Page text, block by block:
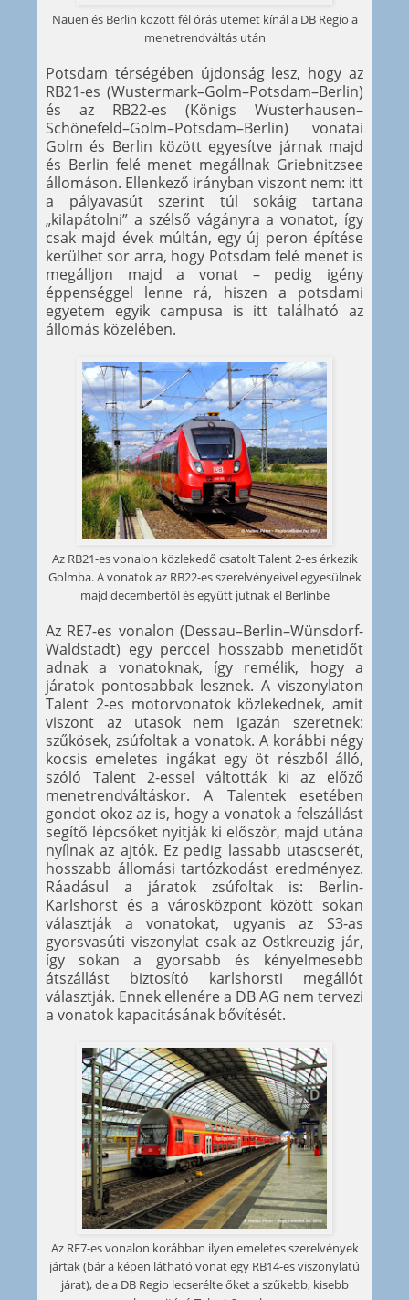
Nauen és Berlin között fél órás ütemet kínál a DB Regio a
menetrendváltás után
Potsdam térségében újdonság lesz, hogy az
RB21-es (Wustermark–Golm–Potsdam–Berlin)
és az RB22-es (Königs Wusterhausen–
Schönefeld–Golm–Potsdam–Berlin) vonatai
Golm és Berlin között egyesítve járnak majd
és Berlin felé menet megállnak Griebnitzsee
állomáson. Ellenkező irányban viszont nem: itt
a pályavasút szerint túl sokáig tartana
„kilapátolni” a szélső vágányra a vonatot, így
csak majd évek múltán, egy új peron építése
kerülhet sor arra, hogy Potsdam felé menet is
megálljon majd a vonat – pedig igény
éppenséggel lenne rá, hiszen a potsdami
egyetem egyik campusa is itt található az
állomás közelében.
Az RB21-es vonalon közlekedő csatolt Talent 2-es érkezik
Golmba. A vonatok az RB22-es szerelvényeivel egyesülnek
majd decembertől és együtt jutnak el Berlinbe
Az RE7-es vonalon (Dessau–Berlin–Wünsdorf-
Waldstadt) egy perccel hosszabb menetidőt
adnak a vonatoknak, így remélik, hogy a
járatok pontosabbak lesznek. A viszonylaton
Talent 2-es motorvonatok közlekednek, amit
viszont az utasok nem igazán szeretnek:
szűkösek, zsúfoltak a vonatok. A korábbi négy
kocsis emeletes ingákat egy öt részből álló,
szóló Talent 2-essel váltották ki az előző
menetrendváltáskor. A Talentek esetében
gondot okoz az is, hogy a vonatok a felszállást
segítő lépcsőket nyitják ki először, majd utána
nyílnak az ajtók. Ez pedig lassabb utascserét,
hosszabb állomási tartózkodást eredményez.
Ráadásul a járatok zsúfoltak is: Berlin-
Karlshorst és a városközpont között sokan
választják a vonatokat, ugyanis az S3-as
gyorsvasúti viszonylat csak az Ostkreuzig jár,
így sokan a gyorsabb és kényelmesebb
átszállást biztosító karlshorsti megállót
választják. Ennek ellenére a DB AG nem tervezi
a vonatok kapacitásának bővítését.
Az RE7-es vonalon korábban ilyen emeletes szerelvények
jártak (bár a képen látható vonat egy RB14-es viszonylatú
járat), de a DB Regio lecserélte őket a szűkebb, kisebb